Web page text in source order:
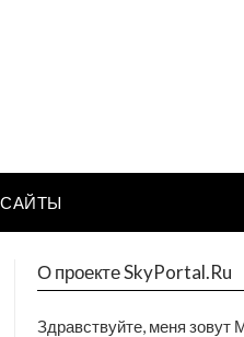
САЙТЫ
О проекте SkyPortal.Ru
Здравствуйте, меня зовут